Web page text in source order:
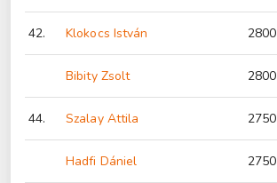
42. Klokocs István 2800
Bibity Zsolt 2800
44. Szalay Attila 2750
Hadfi Dániel 2750